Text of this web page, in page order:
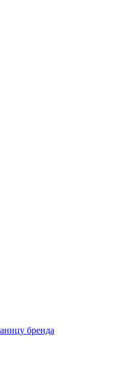
бренда